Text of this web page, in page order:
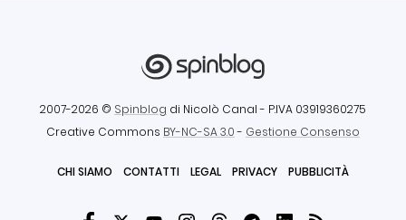
2007-2026 © Spinblog di Nicolò Canal - P.IVA 03919360275
Creative Commons BY-NC-SA 3.0- Gestione Consenso
CHI SIAMO CONTATTI LEGAL PRIVACY PUBBLICITÀ